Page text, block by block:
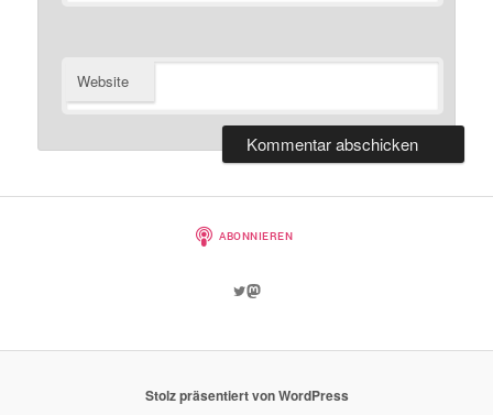
Website
Twitter
Mastodon
Stolz präsentiert von WordPress